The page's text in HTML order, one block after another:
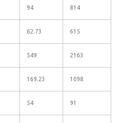
94 814
62.73 615
549 2163
169.23 1098
54 91